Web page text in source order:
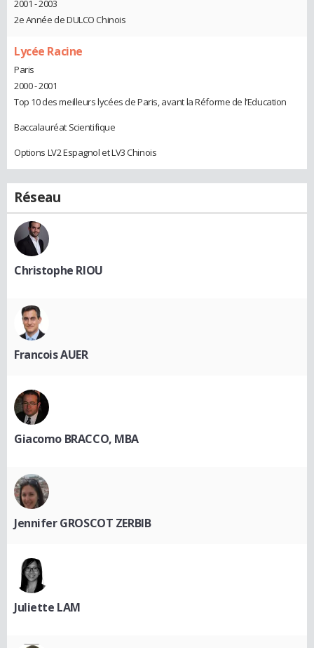
2001 - 2003
2e Année de DULCO Chinois
Lycée Racine
Paris
2000 - 2001
Top 10 des meilleurs lycées de Paris, avant la Réforme de l’Education
Baccalauréat Scientifique
Options LV2 Espagnol et LV3 Chinois
Réseau
Christophe RIOU
Francois AUER
Giacomo BRACCO, MBA
Jennifer GROSCOT ZERBIB
Juliette LAM